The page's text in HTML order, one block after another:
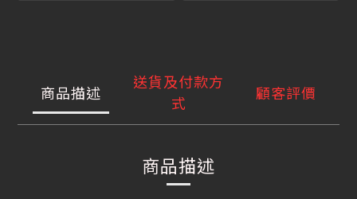
商品描述
送貨及付款方
式
顧客評價
商品描述